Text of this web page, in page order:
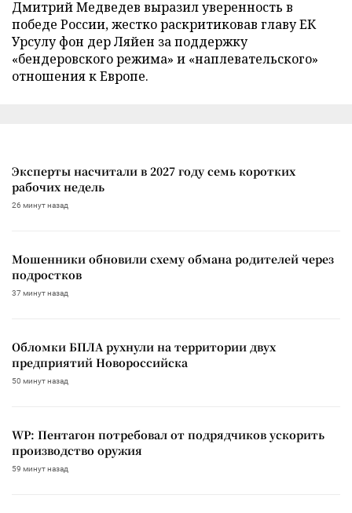
Дмитрий Медведев выразил уверенность в
победе России, жестко раскритиковав главу ЕК
Урсулу фон дер Ляйен за поддержку
«бендеровского режима» и «наплевательского»
отношения к Европе.
Эксперты насчитали в 2027 году семь коротких
рабочих недель
26 минут назад
Мошенники обновили схему обмана родителей через
подростков
37 минут назад
Обломки БПЛА рухнули на территории двух
предприятий Новороссийска
50 минут назад
WP: Пентагон потребовал от подрядчиков ускорить
производство оружия
59 минут назад